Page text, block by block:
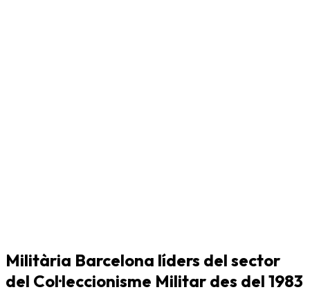
Militària Barcelona líders del sector
del Col·leccionisme Militar des del 1983